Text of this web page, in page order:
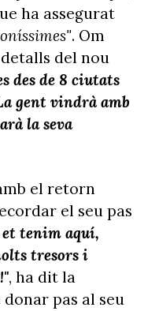
ha assegurat
. Om
del nou
des de 8 ciutats
gent vindrà amb
la seva
el retorn
el seu pas
et tenim aquí,
tresors i
, ha dit la
pas al seu